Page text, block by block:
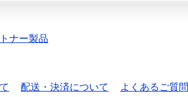
ナー製品
配送・決済について
よくあるご質問